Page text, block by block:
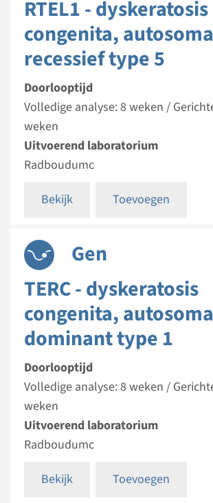
RTEL1 - dyskeratosis
congenita,
recessief type 5
Doorlooptijd
Volledige analyse: 8 weken /
weken
Uitvoerend laboratorium
Radboudumc
Bekijk
Toevoegen
Gen
TERC - dyskeratosis
congenita,
dominant type 1
Doorlooptijd
Volledige analyse: 8 weken /
weken
Uitvoerend laboratorium
Radboudumc
Bekijk
Toevoegen